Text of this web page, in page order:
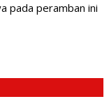
pada peramban ini